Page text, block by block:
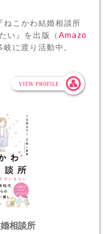
こかわ結婚相談所
い』を出版（ Amazo
岐に渡り活動中。
相談所